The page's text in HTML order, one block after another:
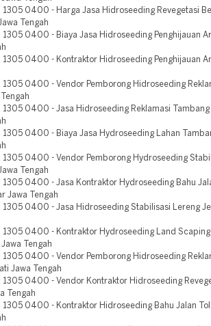
1305 0400 - Harga Jasa Hidroseeding Revegetasi
Tengah
1305 0400 - Biaya Jasa Hidroseeding Penghijauan
1305 0400 - Kontraktor Hidroseeding Penghijauan
1305 0400 - Vendor Pemborong Hidroseeding
Tengah
1305 0400 - Jasa Hidroseeding Reklamasi Tambang
1305 0400 - Biaya Jasa Hydroseeding Lahan
1305 0400 - Vendor Pemborong Hydroseeding
Tengah
1305 0400 - Jasa Kontraktor Hydroseeding Bahu
Jawa Tengah
1305 0400 - Jasa Hidroseeding Stabilisasi Lereng
1305 0400 - Kontraktor Hydroseeding Land
Jawa Tengah
1305 0400 - Vendor Pemborong Hidroseeding
Jawa Tengah
1305 0400 - Vendor Kontraktor Hidroseeding
Tengah
1305 0400 - Kontraktor Hidroseeding Bahu Jalan